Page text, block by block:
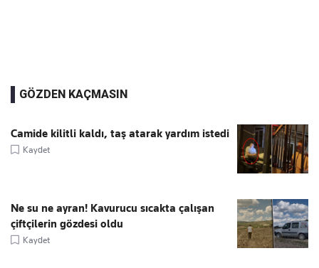
GÖZDEN KAÇMASIN
Camide kilitli kaldı, taş atarak yardım istedi
Kaydet
Ne su ne ayran! Kavurucu sıcakta çalışan
çiftçilerin gözdesi oldu
Kaydet